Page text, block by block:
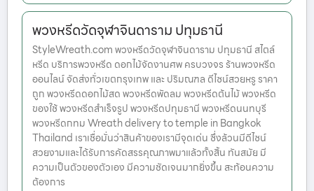
พวงหรีดวัดจุฬาจินดาราม ปทุมธานี
StyleWreath.com พวงหรีดวัดจุฬาจินดาราม ปทุมธานี สไตล์
หรีด บริการพวงหรีด ดอกไม้จัดงานศพ ครบวงจร ร้านพวงหรีด
ออนไลน์ จัดส่งทั่วเขตกรุงเทพ และ ปริมณฑล ดีไซน์สวยหรู ราคา
ถูก พวงหรีดดอกไม้สด พวงหรีดพัดลม พวงหรีดต้นไม้ พวงหรีด
ของใช้ พวงหรีดสำเร็จรูป พวงหรีดปทุมธานี พวงหรีดนนทบุรี
พวงหรีดกทม Wreath delivery to temple in Bangkok
Thailand เราเชื่อมั่นว่าสินค้าของเรามีจุดเด่น ซึ่งล้วนมีดีไซน์
สวยงามและได้รับการคัดสรรคุณภาพมาแล้วทั้งสิ้น ทันสมัย มี
ความเป็นตัวของตัวเอง มีความชัดเจนมากยิ่งขึ้น สะท้อนความ
ต้องการ